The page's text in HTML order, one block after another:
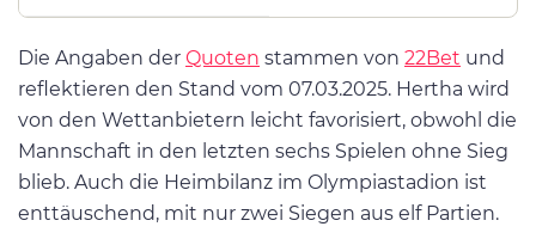
Die Angaben der Quoten stammen von 22Bet und
reflektieren den Stand vom 07.03.2025. Hertha wird
von den Wettanbietern leicht favorisiert, obwohl die
Mannschaft in den letzten sechs Spielen ohne Sieg
blieb. Auch die Heimbilanz im Olympiastadion ist
enttäuschend, mit nur zwei Siegen aus elf Partien.